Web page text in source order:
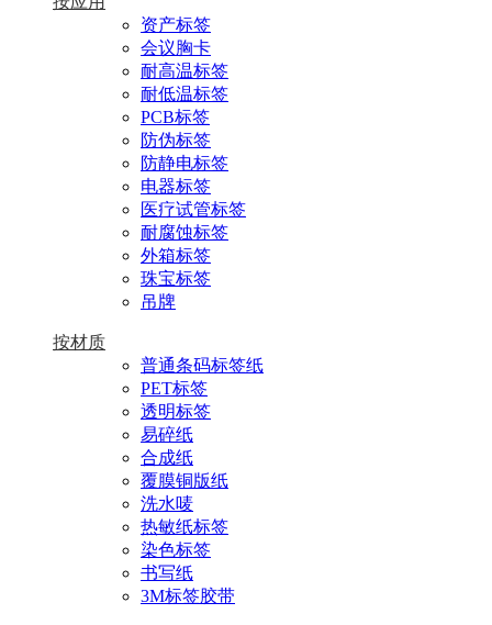
资产标签
会议胸卡
耐高温标签
耐低温标签
PCB标签
防伪标签
防静电标签
电器标签
医疗试管标签
耐腐蚀标签
外箱标签
珠宝标签
吊牌
按材质
普通条码标签纸
PET标签
透明标签
易碎纸
合成纸
覆膜铜版纸
洗水唛
热敏纸标签
染色标签
书写纸
3M标签胶带